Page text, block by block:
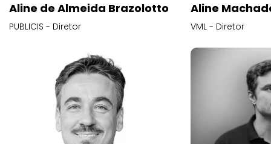
Aline de Almeida Brazolotto
PUBLICIS - Diretor
Aline
VML - Diretor